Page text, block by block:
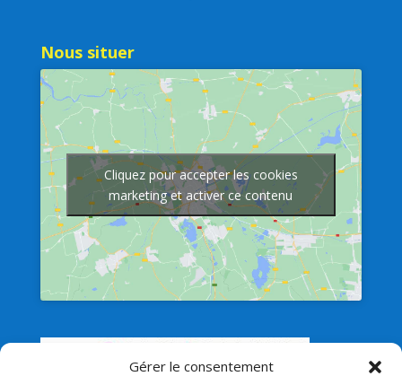
Gérer le consentement
Nous situer
Cliquez pour accepter les cookies
marketing et activer ce contenu